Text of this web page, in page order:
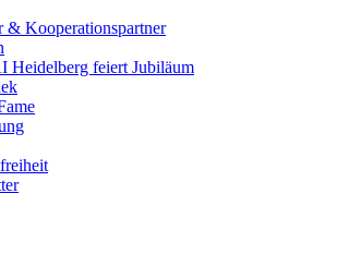
& Kooperationspartner
Heidelberg feiert Jubiläum